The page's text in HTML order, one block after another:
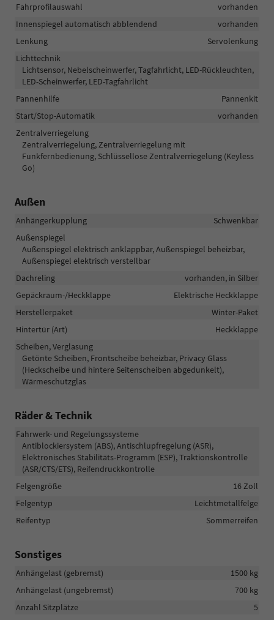
Fahrprofilauswahl
vorhanden
Innenspiegel automatisch abblendend
vorhanden
Lenkung
Servolenkung
Lichttechnik
Lichtsensor, Nebelscheinwerfer, Tagfahrlicht, LED-Rückleuchten,
LED-Scheinwerfer, LED-Tagfahrlicht
Pannenhilfe
Pannenkit
Start/Stop-Automatik
vorhanden
Zentralverriegelung
Zentralverriegelung, Zentralverriegelung mit
Funkfernbedienung, Schlüssellose Zentralverriegelung (Keyless
Go)
Außen
Anhängerkupplung
Schwenkbar
Außenspiegel
Außenspiegel elektrisch anklappbar, Außenspiegel beheizbar,
Außenspiegel elektrisch verstellbar
Dachreling
vorhanden, in Silber
Gepäckraum-/Heckklappe
Elektrische Heckklappe
Herstellerpaket
Winter-Paket
Hintertür (Art)
Heckklappe
Scheiben, Verglasung
Getönte Scheiben, Frontscheibe beheizbar, Privacy Glass
(Heckscheibe und hintere Seitenscheiben abgedunkelt),
Wärmeschutzglas
Räder & Technik
Fahrwerk- und Regelungssysteme
Antiblockiersystem (ABS), Antischlupfregelung (ASR),
Elektronisches Stabilitäts-Programm (ESP), Traktionskontrolle
(ASR/CTS/ETS), Reifendruckkontrolle
Felgengröße
16 Zoll
Felgentyp
Leichtmetallfelge
Reifentyp
Sommerreifen
Sonstiges
Anhängelast (gebremst)
1500 kg
Anhängelast (ungebremst)
700 kg
Anzahl Sitzplätze
5